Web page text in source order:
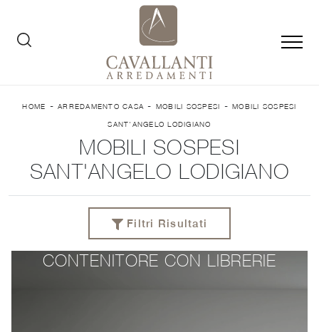
HOME -ARREDAMENTO CASA - MOBILI SOSPESI -MOBILI SOSPESI
SANT'ANGELO LODIGIANO
MOBILI SOSPESI
SANT'ANGELO LODIGIANO
Filtri Risultati
CONTENITORE CON LIBRERIE